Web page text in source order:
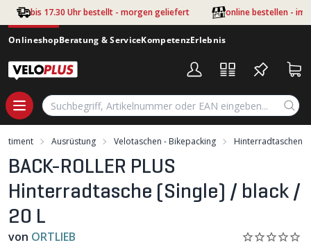
Zum Hauptinhalt springen
bis 17.30 Uhr bestellt - morgen geliefert online bestellen - im
OnlineshopBeratung & ServiceKompetenzErlebnis
Ausrüstung Velotaschen - Bikepacking Hinterradtaschen
BACK-ROLLER PLUS
Hinterradtasche (Single) / black /
20 L
von ORTLIEB